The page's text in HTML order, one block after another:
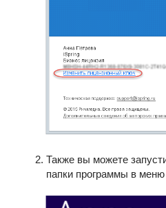
Также вы можете
папки программы в